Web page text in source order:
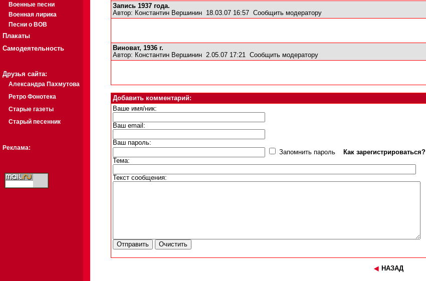
Военные песни
Военная лирика
Песни о ВОВ
Плакаты
Самодеятельность
Друзья сайта:
Александра Пахмутова
Ретро Фонотека
Старые газеты
Старый песенник
Реклама:
Запись 1937 года.
Автор: Константин Вершинин 18.03.07 16:57 Сообщить модератору
Виноват, 1936 г.
Автор: Константин Вершинин 2.05.07 17:21 Сообщить модератору
Добавить комментарий:
Ваше имя/ник:
Ваш email:
Ваш пароль:
Запомнить пароль
Как зарегистрироваться?
Тема:
Текст сообщения:
НАЗАД